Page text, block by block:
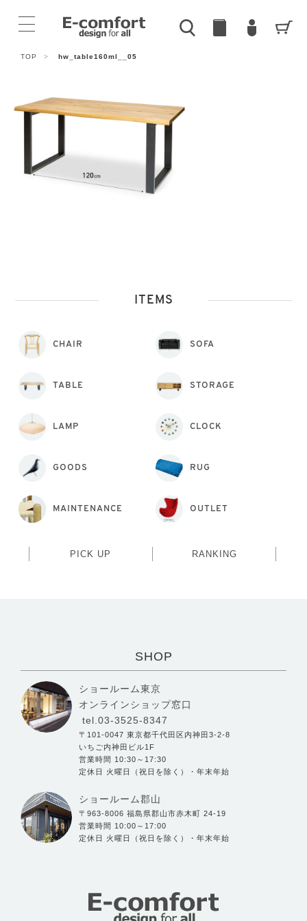
TOP > hw_table160ml__05
ITEMS
CHAIR SOFA
TABLE STORAGE
LAMP CLOCK
GOODS RUG
MAINTENANCE OUTLET
PICK UP RANKING
SHOP
ショールーム東京
オンラインショップ窓口
tel.03-3525-8347
〒101-0047 東京都千代田区内神田3-2-8
いちご内神田ビル1F
営業時間 10:30～17:30
定休日 火曜日（祝日を除く）・年末年始
ショールーム郡山
〒963-8006 福島県郡山市赤木町 24-19
営業時間 10:00～17:00
定休日 火曜日（祝日を除く）・年末年始